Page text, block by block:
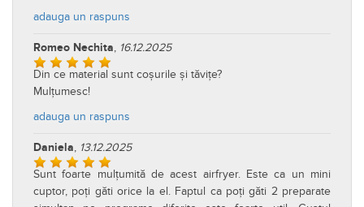
adauga un raspuns
Romeo Nechita, 16.12.2025
Din ce material sunt coșurile și tăvițe?
Mulțumesc!
adauga un raspuns
Daniela, 13.12.2025
Sunt foarte mulțumită de acest airfryer. Este ca un mini
cuptor, poți găti orice la el. Faptul ca poți găti 2 preparate